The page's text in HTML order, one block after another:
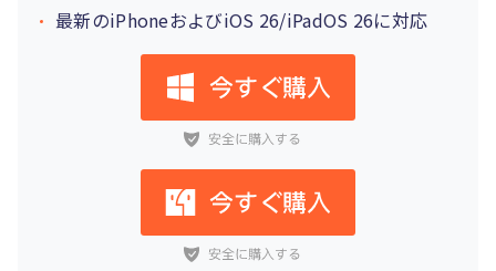
最新のiPhoneおよびiOS 26/iPadOS 26に対応